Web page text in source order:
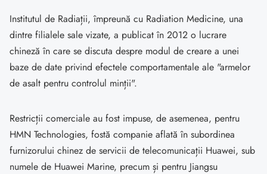
Institutul de Radiații, împreună cu Radiation Medicine, una
dintre filialele sale vizate, a publicat în 2012 o lucrare
chineză în care se discuta despre modul de creare a unei
baze de date privind efectele comportamentale ale "armelor
de asalt pentru controlul minții".
Restricții comerciale au fost impuse, de asemenea, pentru
HMN Technologies, fostă companie aflată în subordinea
furnizorului chinez de servicii de telecomunicații Huawei, sub
numele de Huawei Marine, precum și pentru Jiangsu